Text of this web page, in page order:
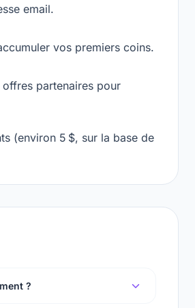
email.
vos premiers coins.
partenaires pour
(environ 5 $, sur la base de
?